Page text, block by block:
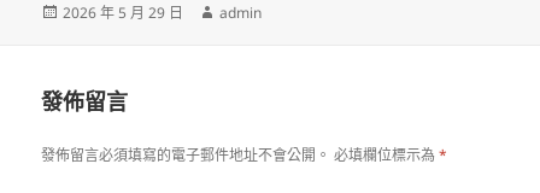
發
2026 年 5 月 29 日
作
admin
發佈留言
發佈留言必須填寫的電子郵件地址不會公開。 必填欄位標示為*